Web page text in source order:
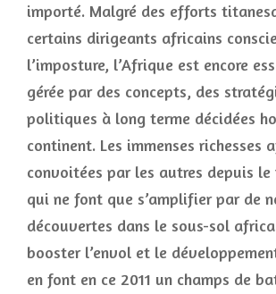
importé. Malgré des efforts
certains dirigeants africains
l’imposture, l’Afrique est encore
gérée par des concepts, des
politiques à long terme décidées
continent. Les immenses richesses
convoitées par les autres depuis le
qui ne font que s’amplifier par de
découvertes dans le sous-sol
booster l’envol et le
en font en ce 2011 un champs de